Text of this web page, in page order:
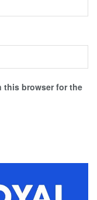
this browser for the